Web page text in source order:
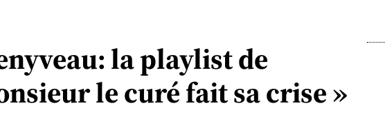
la playlist de
le curé fait sa crise »